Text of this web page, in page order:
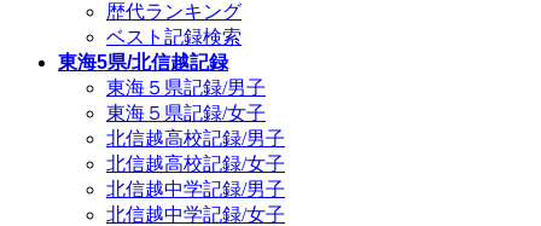
歴代ランキング
ベスト記録検索
東海5県/北信越記録
東海５県記録/男子
東海５県記録/女子
北信越高校記録/男子
北信越高校記録/女子
北信越中学記録/男子
北信越中学記録/女子